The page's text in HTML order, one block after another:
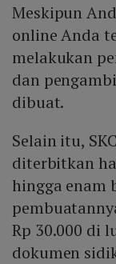
Meskipun
online Anda
melakukan
dan
dibuat.
Selain itu,
diterbitkan
hingga enam
Rp 30.000 di
dokumen